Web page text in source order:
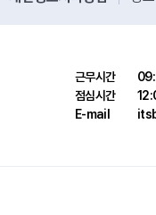
근무시간
점심시간
E-mail